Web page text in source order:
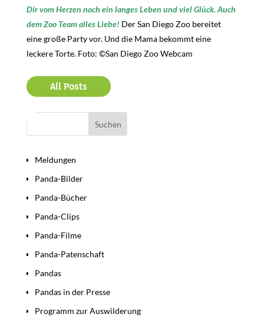
Dir vom Herzen noch ein langes Leben und viel Glück. Auch
dem Zoo Team alles Liebe! Der San Diego Zoo bereitet
eine große Party vor. Und die Mama bekommt eine
leckere Torte. Foto: ©San Diego Zoo Webcam
All Posts
Meldungen
Panda-Bilder
Panda-Bücher
Panda-Clips
Panda-Filme
Panda-Patenschaft
Pandas
Pandas in der Presse
Programm zur Auswilderung